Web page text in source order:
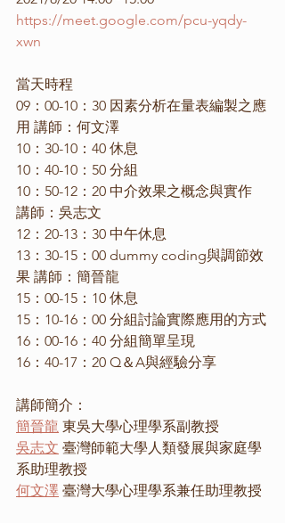
https://meet.google.com/pcu-yqdy-
xwn
當天時程
09：00-10：30 因素分析在量表編製之應
用 講師：何文澤
10：30-10：40 休息
10：40-10：50 分組
10：50-12：20 中介效果之概念與實作
講師：吳志文
12：20-13：30 中午休息
13：30-15：00 dummy coding與調節效
果 講師：簡晉龍
15：00-15：10 休息
15：10-16：00 分組討論實際應用的方式
16：00-16：40 分組簡單呈現
16：40-17：20 Q＆A與經驗分享
講師簡介：
簡晉龍 東吳大學心理學系副教授
吳志文 臺灣師範大學人類發展與家庭學
系助理教授
何文澤 臺灣大學心理學系兼任助理教授